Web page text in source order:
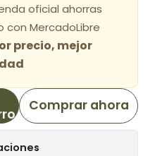
oficial ahorras
con MercadoLibre
precio, mejor
Comprar ahora